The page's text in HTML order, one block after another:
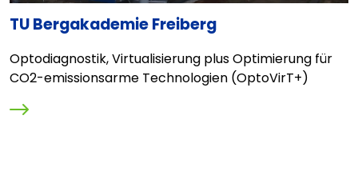
TU Bergakademie Freiberg
Optodiagnostik, Virtualisierung plus Optimierung für
CO2-emissionsarme Technologien (OptoVirT+)